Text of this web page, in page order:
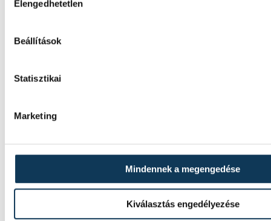
Elengedhetetlen
Beállítások
Statisztikai
Marketing
Mindennek a megengedése
Kiválasztás engedélyezése
képviseletében megkoszorúzta a klub
Súlyos sikerek küszöbén
Három VEDAC-os súlyemelő is bekerült az
Reménységek Versenyére (ORV) készülő
válogatottba, mindhárman remek formát
elmúlt hétvégén.